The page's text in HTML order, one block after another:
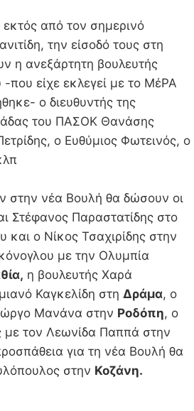
εκτός από τον σημερινό
την είσοδό τους στη
η ανεξάρτητη βουλευτής
που είχε εκλεγεί με το ΜέΡΑ
ο διευθυντής της
του ΠΑΣΟΚ Θανάσης
ο Ευθύμιος Φωτεινός, ο
στην νέα Βουλή θα δώσουν οι
Στέφανος Παραστατίδης στο
και ο Νίκος Τσαχιρίδης στην
με την Ολυμπία
η βουλευτής Χαρά
Καγκελίδη στη Δράμα, ο
Μανάνα στην Ροδόπη, ο
τον Λεωνίδα Παππά στην
για τη νέα Βουλή θα
στην Κοζάνη.